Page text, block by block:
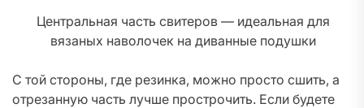
Центральная часть свитеров — идеальная для
вязаных наволочек на диванные подушки
С той стороны, где резинка, можно просто сшить, а
отрезанную часть лучше прострочить. Если будете